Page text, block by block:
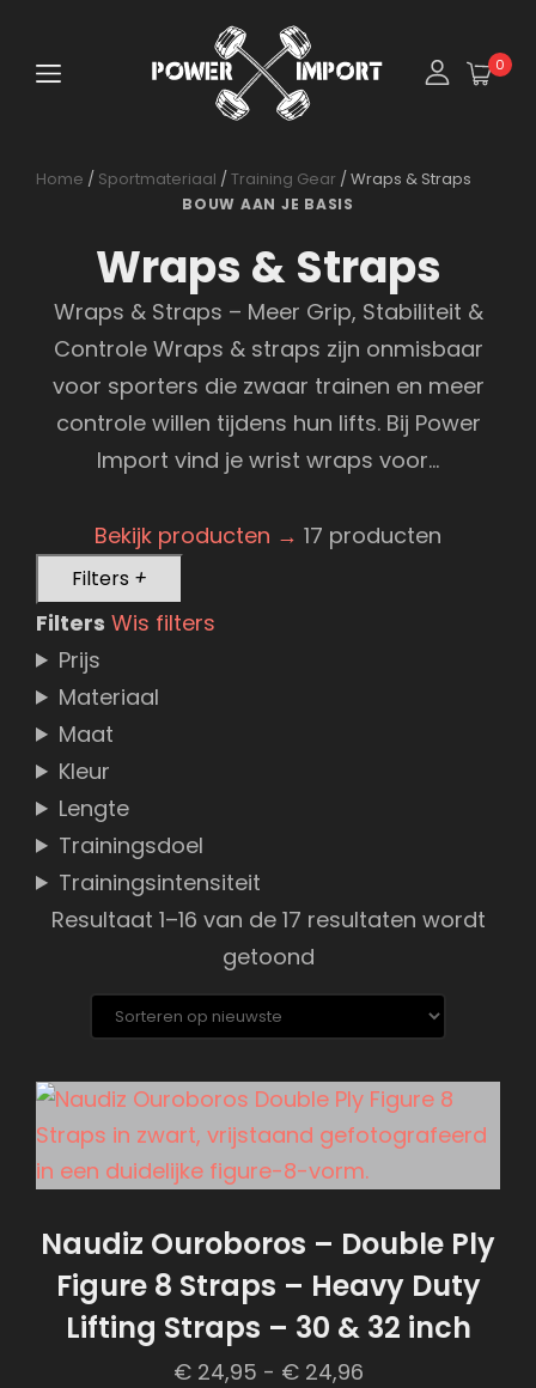
0
Home / Sportmateriaal / Training Gear / Wraps & Straps
BOUW AAN JE BASIS
Wraps & Straps
Wraps & Straps – Meer Grip, Stabiliteit &
Controle Wraps & straps zijn onmisbaar
voor sporters die zwaar trainen en meer
controle willen tijdens hun lifts. Bij Power
Import vind je wrist wraps voor…
Bekijk producten → 17 producten
Filters +
Filters Wis filters
Prijs
Materiaal
Maat
Kleur
Lengte
Trainingsdoel
Trainingsintensiteit
Resultaat 1–16 van de 17 resultaten wordt
getoondGesorteerd
op
Naudiz Ouroboros – Double Ply
Figure 8 Straps – Heavy Duty
Lifting Straps – 30 & 32 inch
€24,95 - €24,96Prijsklasse: